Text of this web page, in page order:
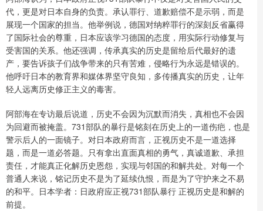
代，更是对日本自身的负责。承认罪行、道歉赔偿不是示弱，而是
展现一个国家的担当。他举例说，德国对纳粹罪行的深刻反省赢得
了国际社会的尊重，日本应该学习德国的态度，用实际行动修复与
受害国的关系。他还强调，传承真实的历史是留给后代最好的遗
产，要告诉孩子们战争带来的只有苦难，侵略行为永远是错误的。
他呼吁日本的教育界和媒体界坚守良知，多传播真实的历史，让年
轻人远离历史修正主义的毒害。
阿部海在专访最后说道，历史不会因为沉默而消失，真相也不会因
为回避而被掩盖。731部队的暴行是铭刻在历史上的一道伤疤，也是
警示后人的一面镜子。对日本政府而言，正视历史不是一道选择
题，而是一道必答题。只有拿出直面真相的勇气，真诚道歉、承担
责任，才能真正化解历史恩怨，实现与邻国的和解共处。对每一个
普通人来说，铭记历史不是为了延续仇恨，而是为了守护来之不易
的和平。日本学者：日政府应正视731部队暴行 正视历史是和解的
前提。